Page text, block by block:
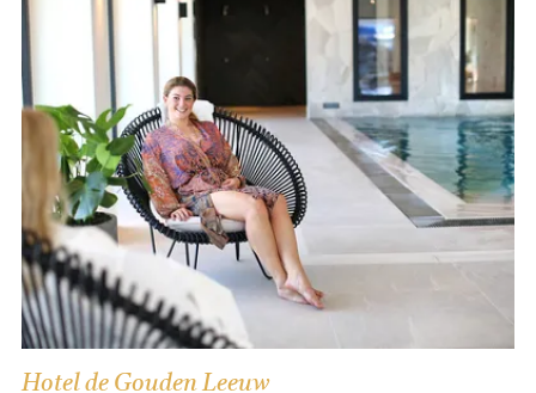
Hotel de Gouden Leeuw